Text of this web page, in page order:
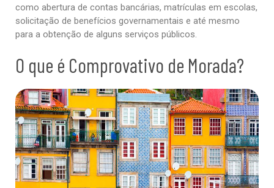
como abertura de contas bancárias, matrículas em escolas,
solicitação de benefícios governamentais e até mesmo
para a obtenção de alguns serviços públicos.
O que é Comprovativo de Morada?